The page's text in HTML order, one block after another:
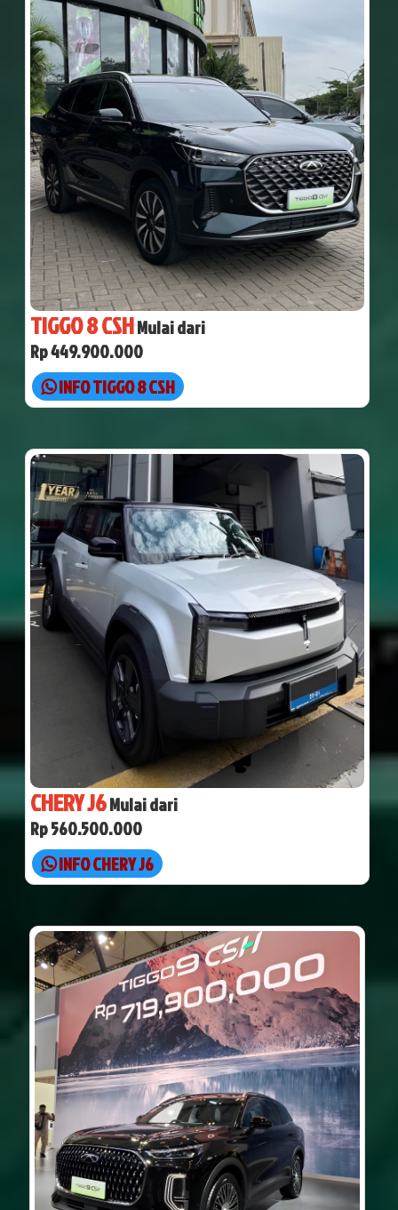
TIGGO 8 CSHMulai dari
Rp 449.900.000
INFO TIGGO 8 CSH
CHERY J6Mulai dari
Rp 560.500.000
INFO CHERY J6